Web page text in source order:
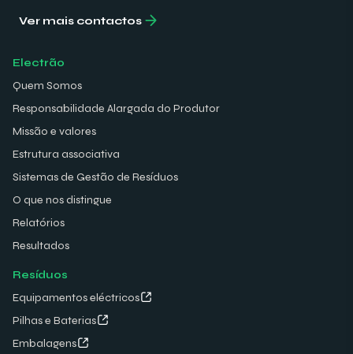
Ver mais contactos
Electrão
Quem Somos
Responsabilidade Alargada do Produtor
Missão e valores
Estrutura associativa
Sistemas de Gestão de Resíduos
O que nos distingue
Relatórios
Resultados
Resíduos
Equipamentos eléctricos
Pilhas e Baterias
Embalagens